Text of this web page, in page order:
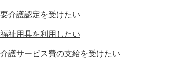
要介護認定を受けたい
福祉用具を利用したい
介護サービス費の支給を受けたい